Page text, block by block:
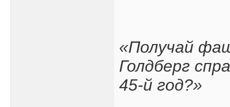
«Получай
Голдберг
45-й год?»